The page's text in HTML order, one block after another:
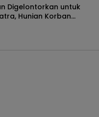
Digelontorkan untuk
Hunian Korban